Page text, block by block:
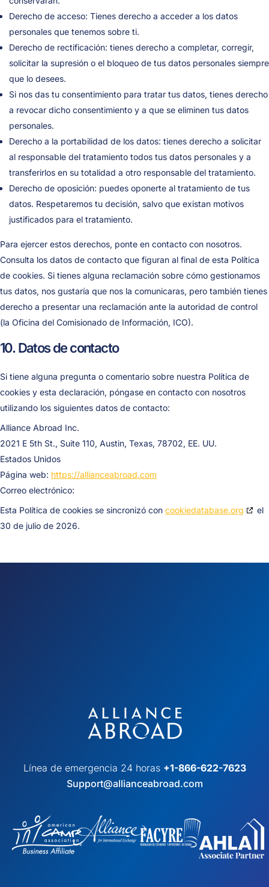
Derecho de acceso: Tienes derecho a acceder a los datos
personales que tenemos sobre ti.
Derecho de rectificación: tienes derecho a completar, corregir,
solicitar la supresión o el bloqueo de tus datos personales siempre
que lo desees.
Si nos das tu consentimiento para tratar tus datos, tienes derecho
a revocar dicho consentimiento y a que se eliminen tus datos
personales.
Derecho a la portabilidad de los datos: tienes derecho a solicitar
al responsable del tratamiento todos tus datos personales y a
transferirlos en su totalidad a otro responsable del tratamiento.
Derecho de oposición: puedes oponerte al tratamiento de tus
datos. Respetaremos tu decisión, salvo que existan motivos
justificados para el tratamiento.
Para ejercer estos derechos, ponte en contacto con nosotros.
Consulta los datos de contacto que figuran al final de esta Política
de cookies. Si tienes alguna reclamación sobre cómo gestionamos
tus datos, nos gustaría que nos la comunicaras, pero también tienes
derecho a presentar una reclamación ante la autoridad de control
(la Oficina del Comisionado de Información, ICO).
10. Datos de contacto
Si tiene alguna pregunta o comentario sobre nuestra Política de
cookies y esta declaración, póngase en contacto con nosotros
utilizando los siguientes datos de contacto:
Alliance Abroad Inc.
2021 E 5th St., Suite 110, Austin, Texas, 78702, EE. UU.
Estados Unidos
Página web: https://allianceabroad.com
Correo electrónico:
Esta Política de cookies se sincronizó con cookiedatabase.org
el
30 de julio de 2026.
Línea de emergencia 24 horas +1-866-622-7623
Support@allianceabroad.com